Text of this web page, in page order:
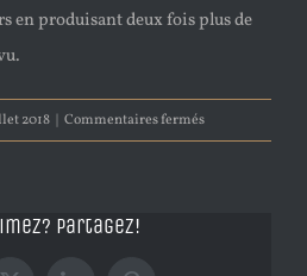
en produisant deux fois plus de
2018 Commentaires ferméssur
Trèfle
Partagez!